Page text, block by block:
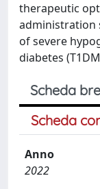
therapeutic
administration
of severe
diabetes
Scheda
Scheda
Anno
2022